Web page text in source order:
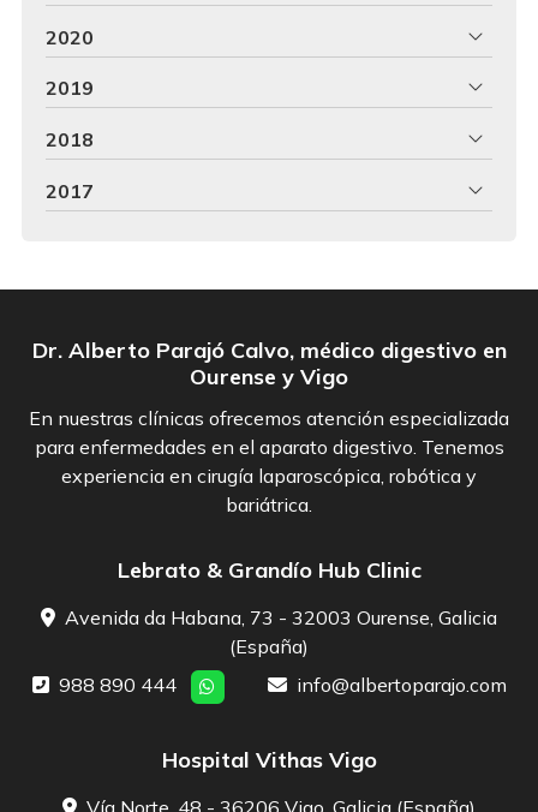
2020
2019
2018
2017
Dr. Alberto Parajó Calvo, médico digestivo en
Ourense y Vigo
En nuestras clínicas ofrecemos atención especializada
para enfermedades en el aparato digestivo. Tenemos
experiencia en cirugía laparoscópica, robótica y
bariátrica.
Lebrato & Grandío Hub Clinic
Avenida da Habana, 73 - 32003 Ourense, Galicia
(España)
988 890 444
info@albertoparajo.com
Hospital Vithas Vigo